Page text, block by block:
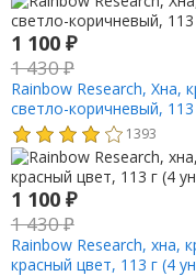
1 100 ₽
1 430₽
Rainbow Research, Хна,
светло-коричневый, 113
1393
1 100 ₽
1 430₽
Rainbow Research, хна,
красный цвет, 113 г (4